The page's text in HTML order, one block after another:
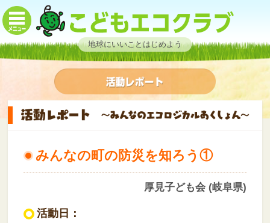
地球にいいことはじめよう
みんなの町の防災を知ろう①
厚見子ども会 (岐阜県)
活動日：